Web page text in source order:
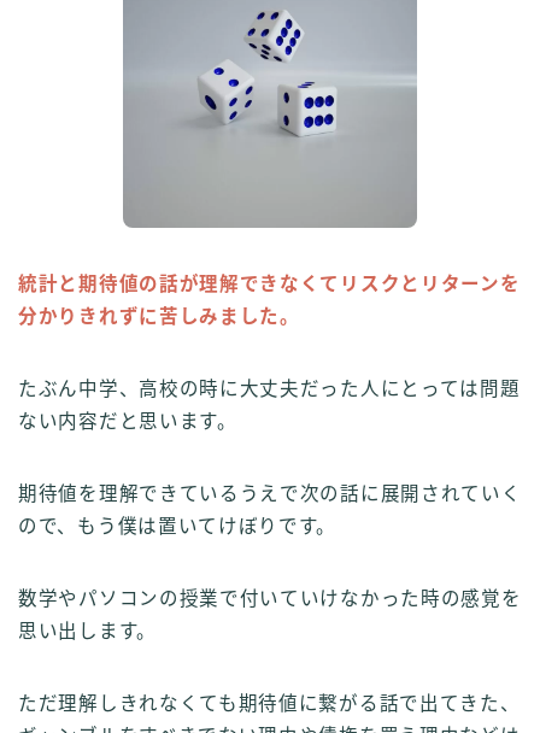
統計と期待値の話が理解できなくてリスクとリターンを
分かりきれずに苦しみました。
たぶん中学、高校の時に大丈夫だった人にとっては問題
ない内容だと思います。
期待値を理解できているうえで次の話に展開されていく
ので、もう僕は置いてけぼりです。
数学やパソコンの授業で付いていけなかった時の感覚を
思い出します。
ただ理解しきれなくても期待値に繋がる話で出てきた、